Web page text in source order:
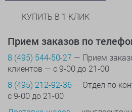
КУПИТЬ В 1 КЛИК
Прием заказов по
8 (495) 544-50-27 — Прием
клиентов — с 9-00 до 21-00
8 (495) 212-92-36 — Отдел по
с 9-00 до 21-00